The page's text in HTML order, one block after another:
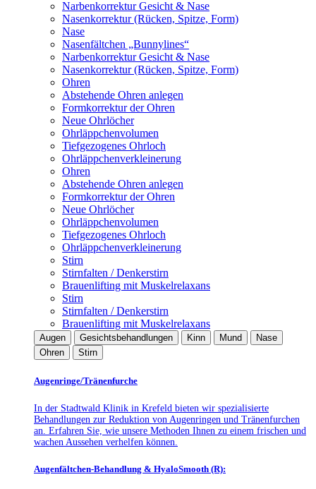
Narbenkorrektur Gesicht & Nase
Nasenkorrektur (Rücken, Spitze, Form)
Nase
Nasenfältchen „Bunnylines“
Narbenkorrektur Gesicht & Nase
Nasenkorrektur (Rücken, Spitze, Form)
Ohren
Abstehende Ohren anlegen
Formkorrektur der Ohren
Neue Ohrlöcher
Ohrläppchenvolumen
Tiefgezogenes Ohrloch
Ohrläppchenverkleinerung
Ohren
Abstehende Ohren anlegen
Formkorrektur der Ohren
Neue Ohrlöcher
Ohrläppchenvolumen
Tiefgezogenes Ohrloch
Ohrläppchenverkleinerung
Stirn
Stirnfalten / Denkerstirn
Brauenlifting mit Muskelrelaxans
Stirn
Stirnfalten / Denkerstirn
Brauenlifting mit Muskelrelaxans
Augen Gesichtsbehandlungen Kinn Mund
Nase
Ohren
Stirn
Augenringe/Tränenfurche
In der Stadtwald Klinik in Krefeld bieten wir spezialisierte
Behandlungen zur Reduktion von Augenringen und Tränenfurchen
an. Erfahren Sie, wie unsere Methoden Ihnen zu einem frischen und
wachen Aussehen verhelfen können.
Augenfältchen-Behandlung & HyaloSmooth (R):